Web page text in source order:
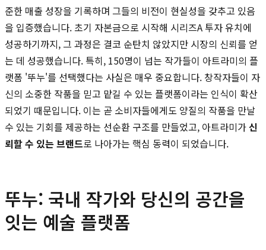
준한 매출 성장을 기록하며 그들의 비전이 현실성을 갖추고 있음
을 입증했습니다. 초기 자본금으로 시작해 시리즈A 투자 유치에
성공하기까지, 그 과정은 결코 순탄치 않았지만 시장의 신뢰를 얻
는 데 성공했습니다. 특히, 150명이 넘는 작가들이 아트라미의 플
랫폼 '뚜누'를 선택했다는 사실은 매우 중요합니다. 창작자들이 자
신의 소중한 작품을 믿고 맡길 수 있는 플랫폼이라는 인식이 확산
되었기 때문입니다. 이는 곧 소비자들에게도 양질의 작품을 만날
수 있는 기회를 제공하는 선순환 구조를 만들었고, 아트라미가신
뢰할 수 있는 브랜드로 나아가는 핵심 동력이 되었습니다.
뚜누: 국내 작가와 당신의 공간을
잇는 예술 플랫폼